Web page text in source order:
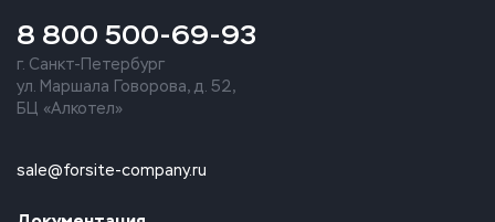
8 800 500-69-93
г. Санкт-Петербург
ул. Маршала Говорова, д. 52,
БЦ «Алкотел»
sale@forsite-company.ru